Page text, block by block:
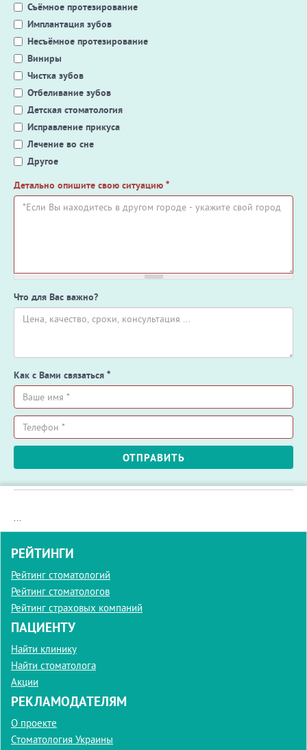
Съёмное протезирование
Имплантация зубов
Несъёмное протезирование
Виниры
Чистка зубов
Отбеливание зубов
Детская стоматология
Исправление прикуса
Лечение во сне
Другое
Детально опишите свою ситуацию *
Что для Вас важно?
Как с Вами связаться *
Ваше
имя
*
Телефон
ОТПРАВИТЬ
...
РЕЙТИНГИ
Рейтинг стоматологий
Рейтинг стоматологов
Рейтинг страховых компаний
ПАЦИЕНТУ
Найти клинику
Найти стоматолога
Акции
РЕКЛАМОДАТЕЛЯМ
О проекте
Стоматология Украины